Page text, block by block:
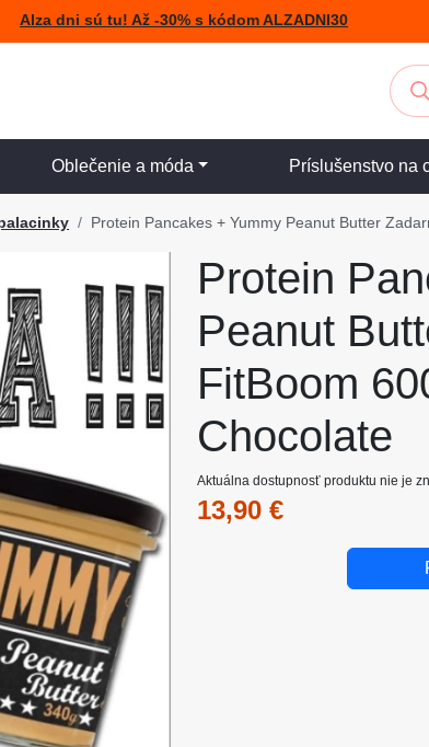
Alza dni sú tu! Až -30% s kódom ALZADNI30
Oblečenie a móda Príslušenstvo na
Protein Pancakes + Yummy Peanut Butter
Protein
Peanut
FitBoom
Chocolate
Aktuálna dostupnosť produktu nie je
13,90 €